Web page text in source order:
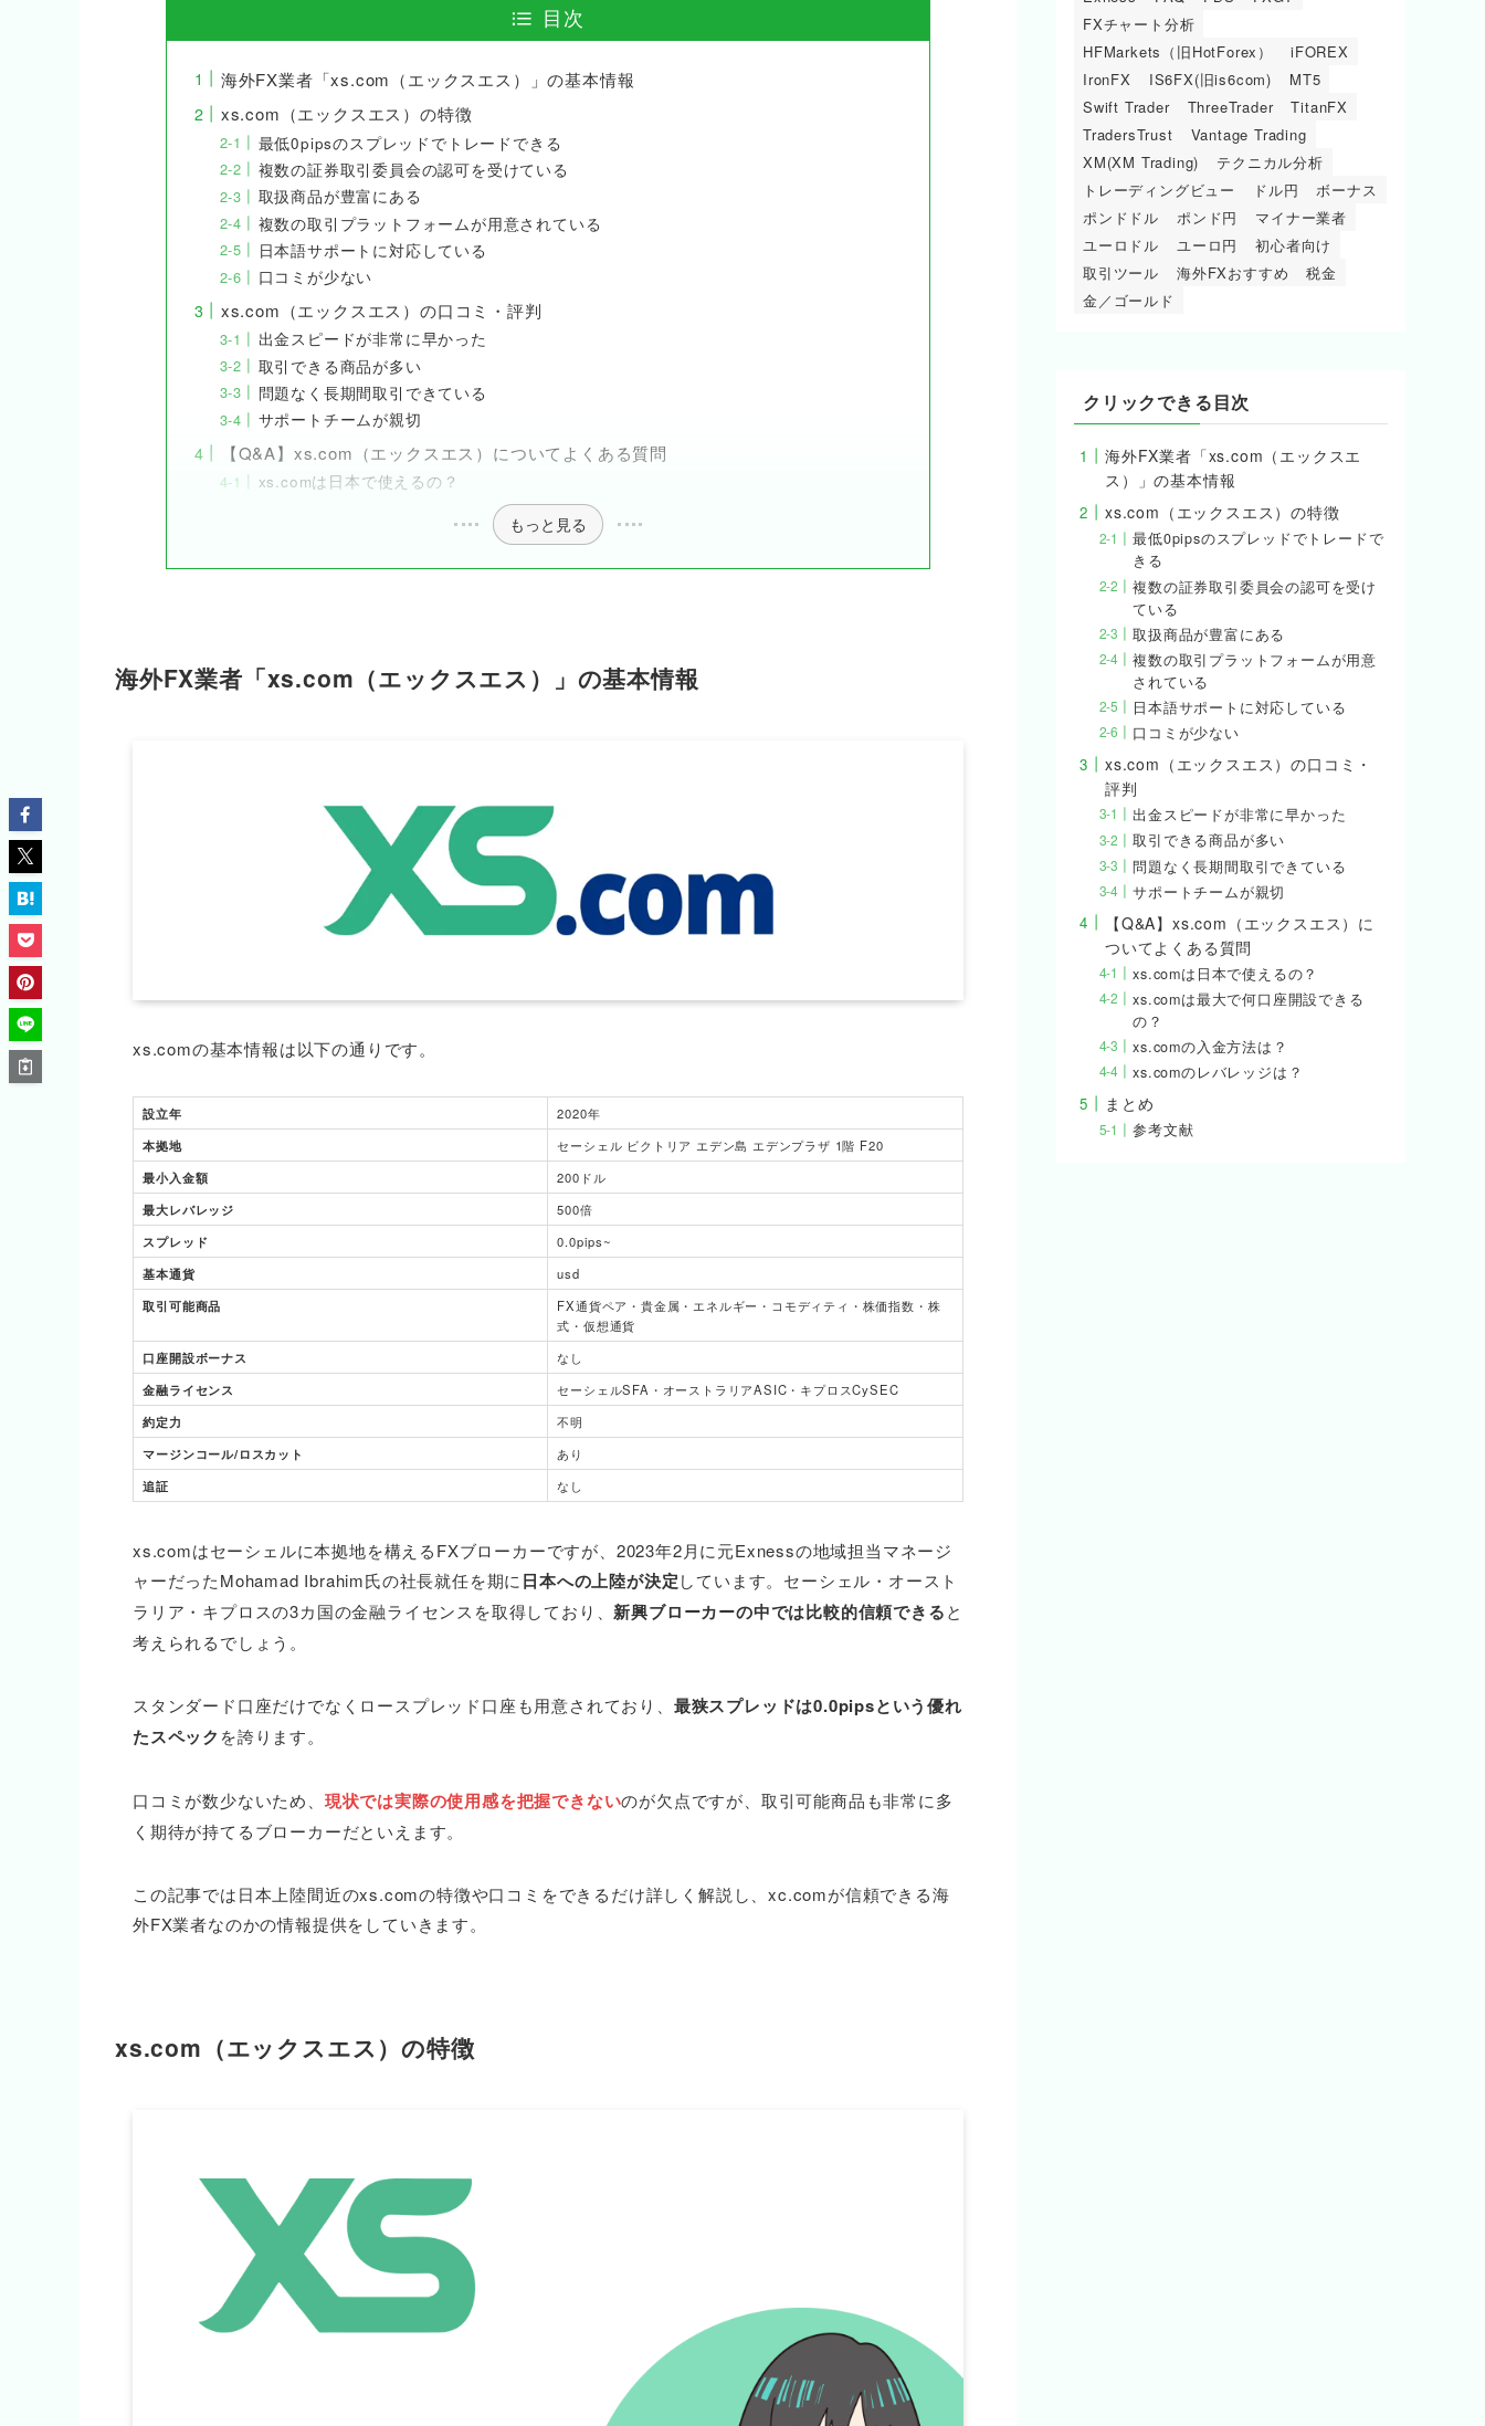
目次
海外FX業者「xs.com（エックスエス）」の基本情報
xs.com（エックスエス）の特徴
最低0pipsのスプレッドでトレードできる
複数の証券取引委員会の認可を受けている
取扱商品が豊富にある
複数の取引プラットフォームが用意されている
日本語サポートに対応している
口コミが少ない
xs.com（エックスエス）の口コミ・評判
出金スピードが非常に早かった
取引できる商品が多い
問題なく長期間取引できている
サポートチームが親切
【Q&A】xs.com（エックスエス）についてよくある質問
xs.comは日本で使えるの？
もっと見る
海外FX業者「xs.com（エックスエス）」の基本情報
xs.comの基本情報は以下の通りです。
設立年
2020年
本拠地
セーシェル ビクトリア エデン島 エデンプラザ 1階 F20
最小入金額
200ドル
最大レバレッジ
500倍
スプレッド
0.0pips~
基本通貨
usd
取引可能商品
FX通貨ペア・貴金属・エネルギー・コモディティ・株価指数・株
式・仮想通貨
口座開設ボーナス
なし
金融ライセンス
セーシェルSFA・オーストラリアASIC・キプロスCySEC
約定力
不明
マージンコール/ロスカット
あり
追証
なし
xs.comはセーシェルに本拠地を構えるFXブローカーですが、2023年2月に元Exnessの地域担当マネージ
ャーだったMohamad Ibrahim氏の社長就任を期に日本への上陸が決定しています。セーシェル・オースト
ラリア・キプロスの3カ国の金融ライセンスを取得しており、新興ブローカーの中では比較的信頼できると
考えられるでしょう。
スタンダード口座だけでなくロースプレッド口座も用意されており、 最狭スプレッドは0.0pipsという優れ
たスペック を誇ります。
口コミが数少ないため、 現状では実際の使用感を把握できないのが欠点ですが、取引可能商品も非常に多
く期待が持てるブローカーだといえます。
この記事では日本上陸間近のxs.comの特徴や口コミをできるだけ詳しく解説し、xc.comが信頼できる海
外FX業者なのかの情報提供をしていきます。
xs.com（エックスエス）の特徴
FXチャート分析
HFMarkets（旧HotForex）
iFOREX
IronFX
IS6FX(旧is6com)
MT5
Swift Trader
ThreeTrader
TitanFX
TradersTrust
Vantage Trading
XM(XM Trading)
テクニカル分析
トレーディングビュー
ドル円
ボーナス
ポンドドル
ポンド円
マイナー業者
ユーロドル
ユーロ円
初心者向け
取引ツール
海外FXおすすめ
税金
金／ゴールド
クリックできる目次
海外FX業者「xs.com（エックスエ
ス）」の基本情報
xs.com（エックスエス）の特徴
最低0pipsのスプレッドでトレードで
きる
複数の証券取引委員会の認可を受け
ている
取扱商品が豊富にある
複数の取引プラットフォームが用意
されている
日本語サポートに対応している
口コミが少ない
xs.com（エックスエス）の口コミ・
評判
出金スピードが非常に早かった
取引できる商品が多い
問題なく長期間取引できている
サポートチームが親切
【Q&A】xs.com（エックスエス）に
ついてよくある質問
xs.comは日本で使えるの？
xs.comは最大で何口座開設できる
の？
xs.comの入金方法は？
xs.comのレバレッジは？
まとめ
参考文献